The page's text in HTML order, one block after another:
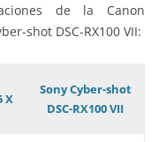
de la Canon
shot DSC-RX100 VII:
X
Sony Cyber-shot
DSC-RX100 VII